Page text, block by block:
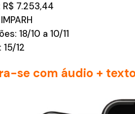
R$ 7.253,44
18/10 a 10/11
15/12
se com áudio +